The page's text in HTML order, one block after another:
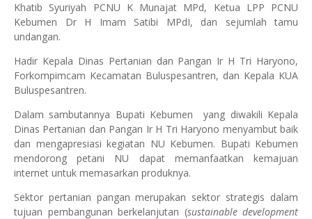
Khatib Syuriyah PCNU K Munajat MPd, Ketua LPP PCNU
Kebumen Dr H Imam Satibi MPdI, dan sejumlah tamu
undangan.
Hadir Kepala Dinas Pertanian dan Pangan Ir H Tri Haryono,
Forkompimcam Kecamatan Buluspesantren, dan Kepala KUA
Buluspesantren.
Dalam sambutannya Bupati Kebumen yang diwakili Kepala
Dinas Pertanian dan Pangan Ir H Tri Haryono menyambut baik
dan mengapresiasi kegiatan NU Kebumen. Bupati Kebumen
mendorong petani NU dapat memanfaatkan kemajuan
internet untuk memasarkan produknya.
Sektor pertanian pangan merupakan sektor strategis dalam
tujuan pembangunan berkelanjutan (sustainable development